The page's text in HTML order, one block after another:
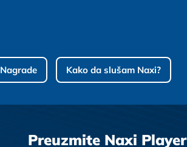
Nagrade Kako da slušam Naxi?
Preuzmite Naxi Player